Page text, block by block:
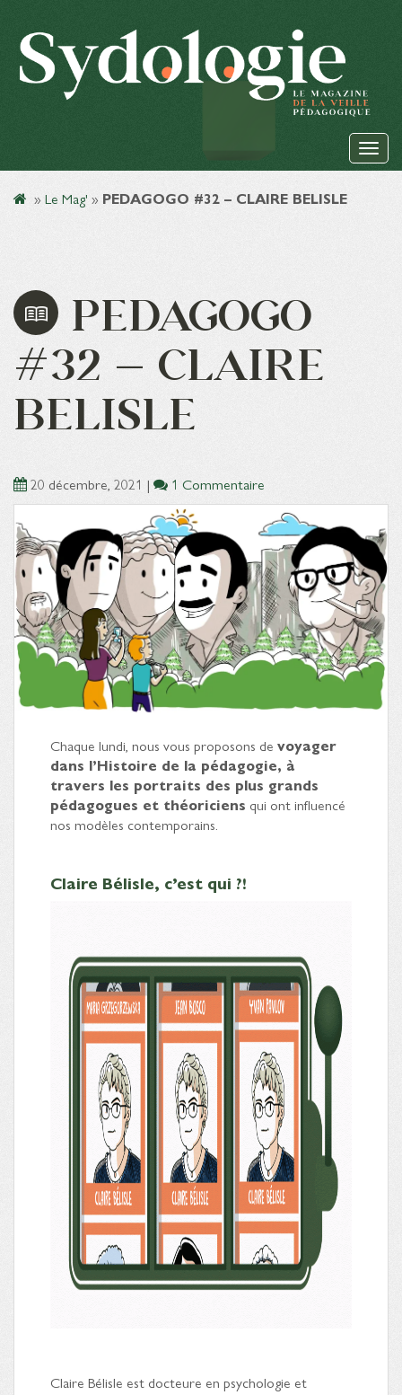
» Le Mag' » PEDAGOGO #32 – CLAIRE BELISLE
PEDAGOGO
#32 – CLAIRE
BELISLE
20 décembre, 2021 | 1 Commentaire
Chaque lundi, nous vous proposons de voyager
dans l’Histoire de la pédagogie, à
travers les portraits des plus grands
pédagogues et théoriciens qui ont influencé
nos modèles contemporains.
Claire Bélisle, c’est qui ?!
Claire Bélisle est docteure en psychologie et